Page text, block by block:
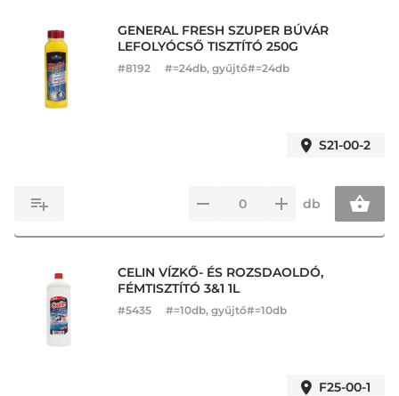
GENERAL FRESH SZUPER BÚVÁR
LEFOLYÓCSŐ TISZTÍTÓ 250G
#8192 #=24db, gyűjtő#=24db
S21-00-2
db
CELIN VÍZKŐ- ÉS ROZSDAOLDÓ,
FÉMTISZTÍTÓ 3&1 1L
#5435 #=10db, gyűjtő#=10db
F25-00-1